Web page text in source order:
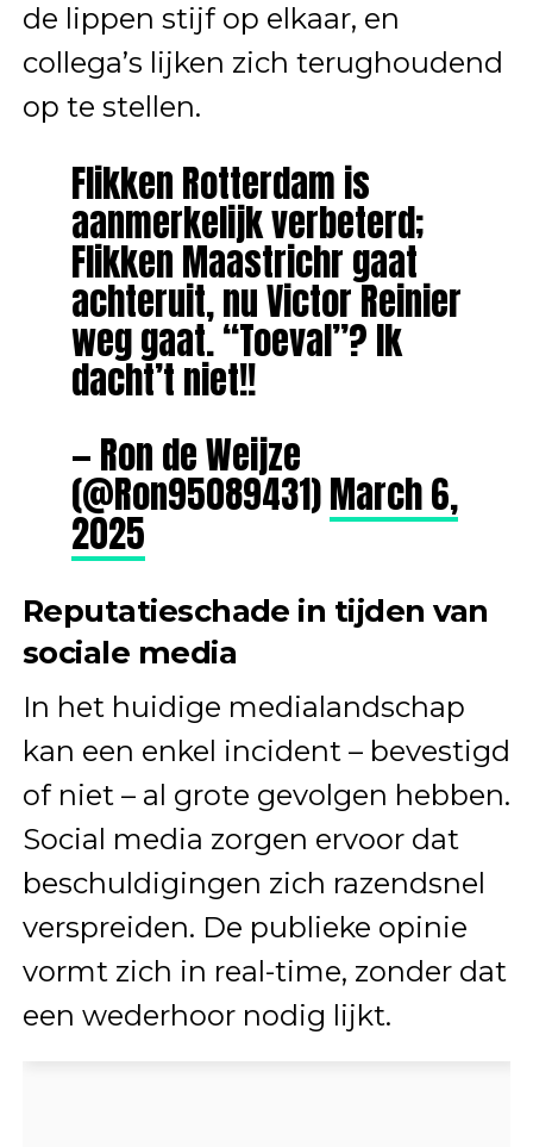
de lippen stijf op elkaar, en
collega’s lijken zich terughoudend
op te stellen.
Flikken Rotterdam is
aanmerkelijk verbeterd;
Flikken Maastrichr gaat
achteruit, nu Victor Reinier
weg gaat. “Toeval”? Ik
dacht’t niet!!
— Ron de Weijze
(@Ron95089431)March 6,
2025
Reputatieschade in tijden van
sociale media
In het huidige medialandschap
kan een enkel incident – bevestigd
of niet – al grote gevolgen hebben.
Social media zorgen ervoor dat
beschuldigingen zich razendsnel
verspreiden. De publieke opinie
vormt zich in real-time, zonder dat
een wederhoor nodig lijkt.